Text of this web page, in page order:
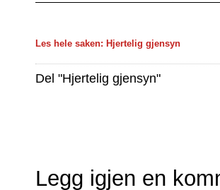
Les hele saken: Hjertelig gjensyn
Del "Hjertelig gjensyn"
Legg igjen en